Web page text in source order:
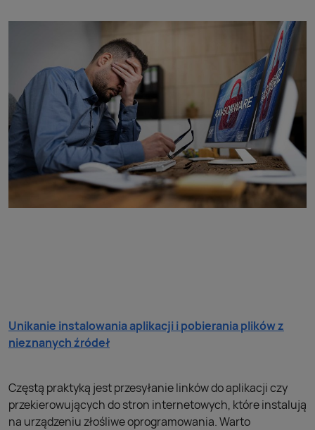
Unikanie instalowania aplikacji i pobierania plików z
nieznanych źródeł
Częstą praktyką jest przesyłanie linków do aplikacji czy
przekierowujących do stron internetowych, które instalują
na urządzeniu złośliwe oprogramowania. Warto